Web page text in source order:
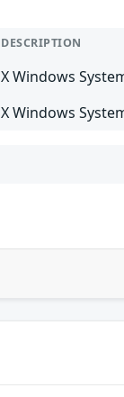
DESCRIPTION
X Windows
X Windows